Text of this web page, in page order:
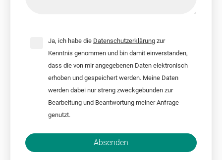
Ja, ich habe die Datenschutzerklärung zur
Kenntnis genommen und bin damit einverstanden,
dass die von mir angegebenen Daten elektronisch
erhoben und gespeichert werden. Meine Daten
werden dabei nur streng zweckgebunden zur
Bearbeitung und Beantwortung meiner Anfrage
genutzt.
Bitte nicht ausfüllen.Absenden